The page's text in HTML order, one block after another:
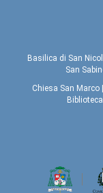
Basilica di San
San
Chiesa San Marco|